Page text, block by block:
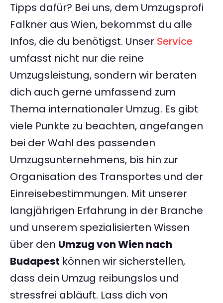
Tipps dafür? Bei uns, dem Umzugsprofi
Falkner aus Wien, bekommst du alle
Infos, die du benötigst. Unser Service
umfasst nicht nur die reine
Umzugsleistung, sondern wir beraten
dich auch gerne umfassend zum
Thema internationaler Umzug. Es gibt
viele Punkte zu beachten, angefangen
bei der Wahl des passenden
Umzugsunternehmens, bis hin zur
Organisation des Transportes und der
Einreisebestimmungen. Mit unserer
langjährigen Erfahrung in der Branche
und unserem spezialisierten Wissen
über den Umzug von Wien nach
Budapest können wir sicherstellen,
dass dein Umzug reibungslos und
stressfrei abläuft. Lass dich von